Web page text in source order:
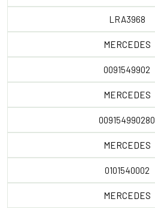
LRA3968
MERCEDES
0091549902
MERCEDES
009154990280
MERCEDES
0101540002
MERCEDES